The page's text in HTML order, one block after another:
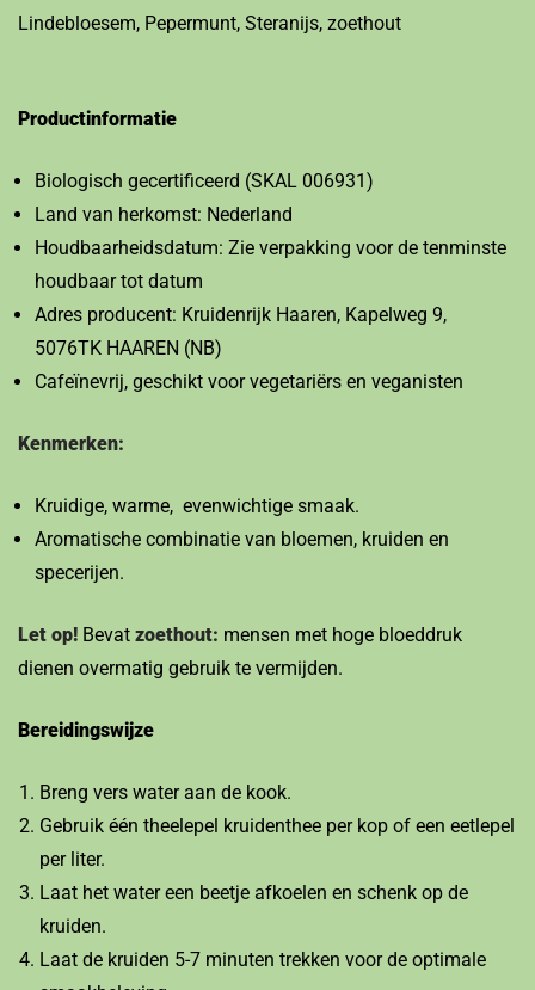
Lindebloesem, Pepermunt, Steranijs, zoethout
Productinformatie
Biologisch gecertificeerd (SKAL 006931)
Land van herkomst: Nederland
Houdbaarheidsdatum: Zie verpakking voor de tenminste
houdbaar tot datum
Adres producent: Kruidenrijk Haaren, Kapelweg 9,
5076TK HAAREN (NB)
Cafeïnevrij, geschikt voor vegetariërs en veganisten
Kenmerken:
Kruidige, warme, evenwichtige smaak.
Aromatische combinatie van bloemen, kruiden en
specerijen.
Let op! Bevat zoethout: mensen met hoge bloeddruk
dienen overmatig gebruik te vermijden.
Bereidingswijze
Breng vers water aan de kook.
Gebruik één theelepel kruidenthee per kop of een eetlepel
per liter.
Laat het water een beetje afkoelen en schenk op de
kruiden.
Laat de kruiden 5-7 minuten trekken voor de optimale